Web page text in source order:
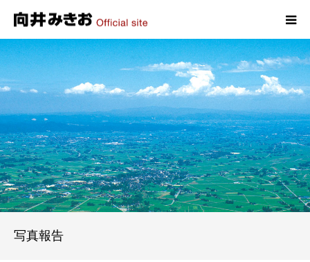
写真報告
HOME
プロフィール
政策
活動報告